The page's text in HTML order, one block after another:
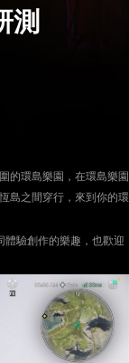
測
的環島樂園，在環島樂園
島之間穿行，來到你的環
體驗創作的樂趣，也歡迎